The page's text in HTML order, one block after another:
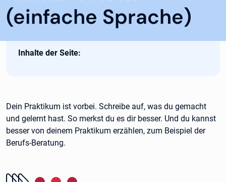
(einfache Sprache)
Inhalte der Seite:
Dein Praktikum ist vorbei. Schreibe auf, was du gemacht
und gelernt hast. So merkst du es dir besser. Und du kannst
besser von deinem Praktikum erzählen, zum Beispiel der
Berufs-Beratung.